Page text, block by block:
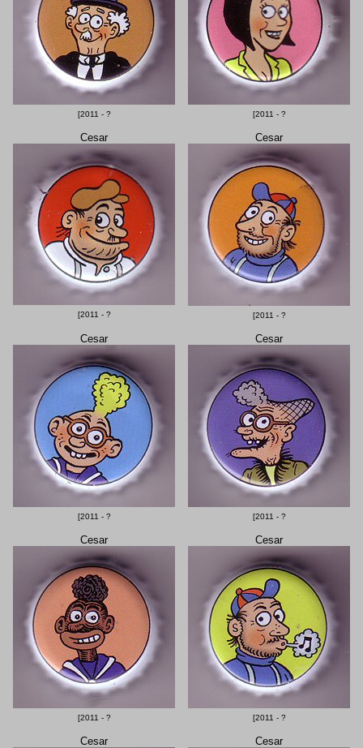
[2011 - ? [2011 - ?
Cesar
[2011 - ?
Cesar
[2011 - ?
Cesar
[2011 - ?
Cesar
[2011 - ?
Cesar
[2011 - ?
Cesar
[2011 - ?
Cesar Cesar